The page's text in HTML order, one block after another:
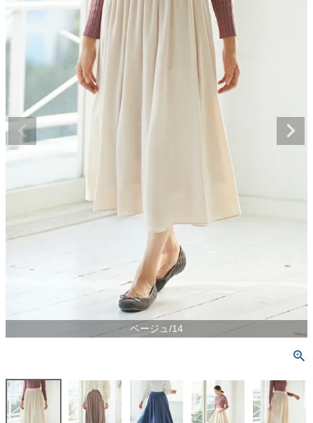
ベージュ/14